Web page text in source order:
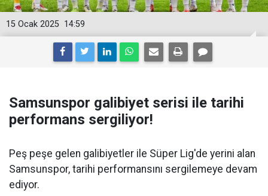
14:59
15 Ocak 2025
Samsunspor galibiyet serisi ile tarihi
performans sergiliyor!
Peş peşe gelen galibiyetler ile Süper Lig'de yerini alan
Samsunspor, tarihi performansını sergilemeye devam
ediyor.